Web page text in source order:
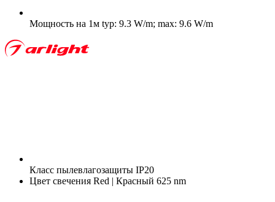
Мощность на 1м typ: 9.3 W/m; max: 9.6 W/m
Класс пылевлагозащиты IP20
Цвет свечения Red | Красный 625 nm